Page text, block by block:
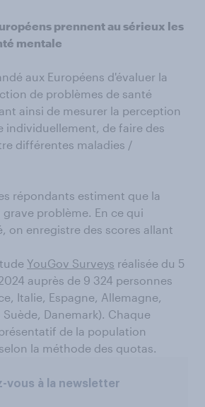
prennent au sérieux les
mentale
aux Européens d'évaluer la
de problèmes de santé
ainsi de mesurer la perception
individuellement, de faire des
différentes maladies /
répondants estiment que la
problème. En ce qui
on enregistre des scores allant
YouGov Surveys réalisée du 5
auprès de 9 324 personnes
Italie, Espagne, Allemagne,
Danemark). Chaque
de la population
la méthode des quotas.
vous à la newsletter